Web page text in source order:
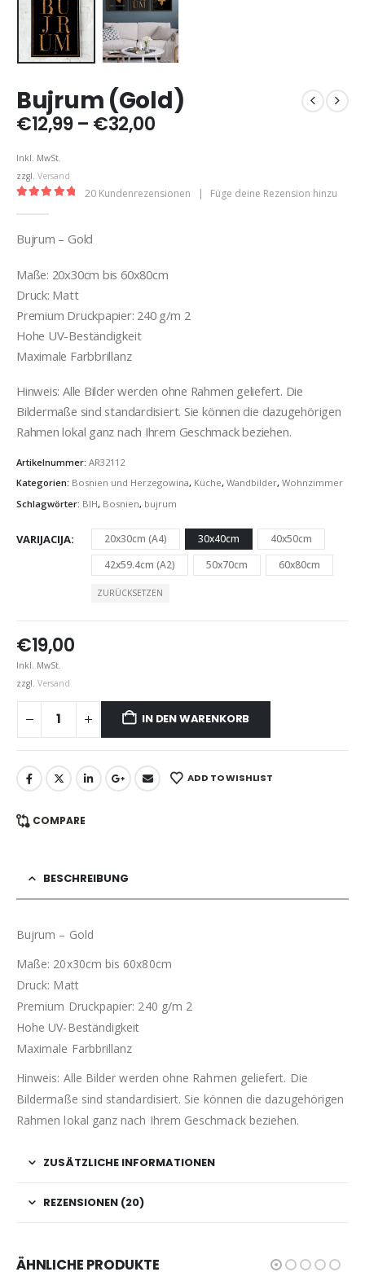
Bujrum (Gold)
€12,99 – €32,00Preisspanne:
Inkl. MwSt.
zzgl. Versand
20 Kundenrezensionen | Füge deine Rezension hinzu
Bujrum – Gold
Maße: 20x30cm bis 60x80cm
Druck: Matt
Premium Druckpapier: 240 g/m 2
Hohe UV-Beständigkeit
Maximale Farbbrillanz
Hinweis: Alle Bilder werden ohne Rahmen geliefert. Die
Bildermaße sind standardisiert. Sie können die dazugehörigen
Rahmen lokal ganz nach Ihrem Geschmack beziehen.
Artikelnummer: AR32112
Kategorien: Bosnien und Herzegowina, Küche, Wandbilder, Wohnzimmer
Schlagwörter: BIH, Bosnien, bujrum
VARIJACIJA 20x30cm (A4) 30x40cm
40x50cm
42x59.4cm (A2)
50x70cm 60x80cm
ZURÜCKSETZEN
€19,00
Inkl. MwSt.
zzgl. Versand
IN DEN WARENKORB
ADD TO WISHLIST
COMPARE
BESCHREIBUNG
Bujrum – Gold
Maße: 20x30cm bis 60x80cm
Druck: Matt
Premium Druckpapier: 240 g/m 2
Hohe UV-Beständigkeit
Maximale Farbbrillanz
Hinweis: Alle Bilder werden ohne Rahmen geliefert. Die
Bildermaße sind standardisiert. Sie können die dazugehörigen
Rahmen lokal ganz nach Ihrem Geschmack beziehen.
ZUSÄTZLICHE INFORMATIONEN
REZENSIONEN (20)
ÄHNLICHE PRODUKTE